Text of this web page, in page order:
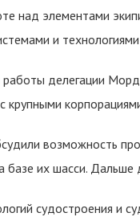
над элементами
и технологиями
делегации
крупными
возможность
базе их шасси. Дальше
судостроения и